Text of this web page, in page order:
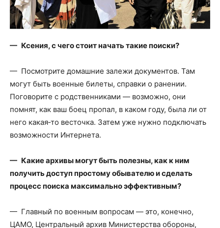
— Ксения, с чего стоит начать такие поиски?
— Посмотрите домашние залежи документов. Там
могут быть военные билеты, справки о ранении.
Поговорите с родственниками — возможно, они
помнят, как ваш боец пропал, в каком году, была ли от
него какая‑то весточка. Затем уже нужно подключать
возможности Интернета.
— Какие архивы могут быть полезны, как к ним
получить доступ простому обывателю и сделать
процесс поиска максимально эффективным?
— Главный по военным вопросам — это, конечно,
ЦАМО, Центральный архив Министерства обороны,